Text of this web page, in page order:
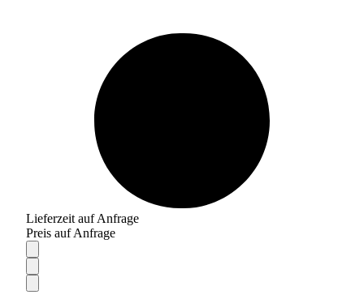
Lieferzeit auf Anfrage
Preis auf Anfrage